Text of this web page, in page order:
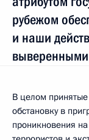
рубежом
и наши
В целом
обстановку в
проникновения